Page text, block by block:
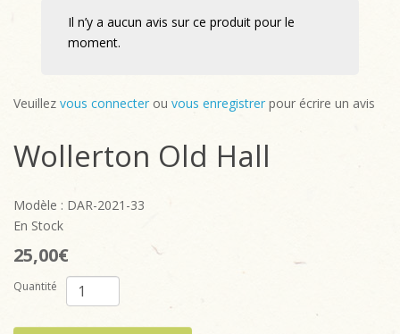
Il n’y a aucun avis sur ce produit pour le
moment.
Veuillez vous connecter ou vous enregistrer pour écrire un avis
Wollerton Old Hall
Modèle : DAR-2021-33
En Stock
25,00€
Quantité